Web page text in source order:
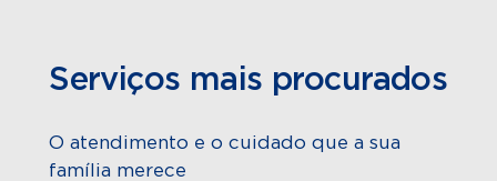
Serviços mais procurados
O atendimento e o cuidado que a sua
família merece